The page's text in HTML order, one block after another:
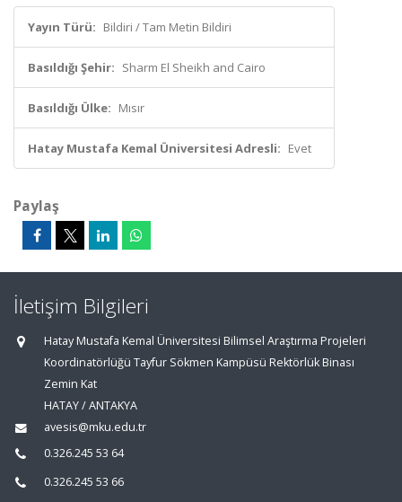
Yayın Türü: Bildiri / Tam Metin Bildiri
Basıldığı Şehir: Sharm El Sheikh and Cairo
Basıldığı Ülke: Mısır
Hatay Mustafa Kemal Üniversitesi Adresli: Evet
Paylaş
İletişim Bilgileri
Hatay Mustafa Kemal Üniversitesi Bilimsel Araştırma Projeleri
Koordinatörlüğü Tayfur Sökmen Kampüsü Rektörlük Binası
Zemin Kat
HATAY / ANTAKYA
avesis@mku.edu.tr
0.326.245 53 64
0.326.245 53 66